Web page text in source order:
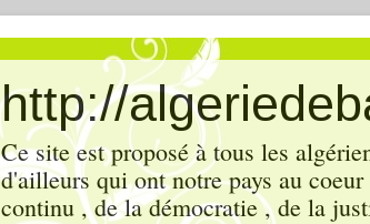
http://
Ce site est proposé à tous les
d'ailleurs qui ont notre pays au
continu , de la démocratie , de la